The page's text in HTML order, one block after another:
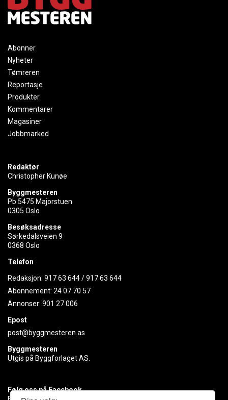
Abonner
Nyheter
Tømreren
Reportasje
Produkter
Kommentarer
Magasiner
Jobbmarked
Redaktør
Christopher Kunøe
Byggmesteren
Pb 5475 Majorstuen
0305 Oslo
Besøksadresse
Sørkedalsveien 9
0368 Oslo
Telefon
Redaksjon: 917 63 644/917 63 644
Abonnement: 24 07 70 57
Annonser: 901 27 006
Epost
post@byggmesteren.as
Byggmesteren
Utgis på Byggforlaget AS.
Følg oss på Facebook